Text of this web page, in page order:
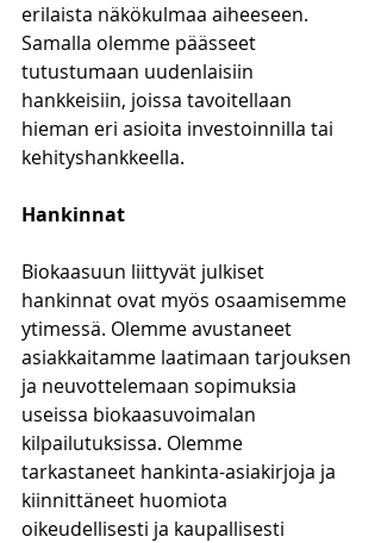
erilaista näkökulmaa aiheeseen.
Samalla olemme päässeet
tutustumaan uudenlaisiin
hankkeisiin, joissa tavoitellaan
hieman eri asioita investoinnilla tai
kehityshankkeella.
Hankinnat
Biokaasuun liittyvät julkiset
hankinnat ovat myös osaamisemme
ytimessä. Olemme avustaneet
asiakkaitamme laatimaan tarjouksen
ja neuvottelemaan sopimuksia
useissa biokaasuvoimalan
kilpailutuksissa. Olemme
tarkastaneet hankinta-asiakirjoja ja
kiinnittäneet huomiota
oikeudellisesti ja kaupallisesti